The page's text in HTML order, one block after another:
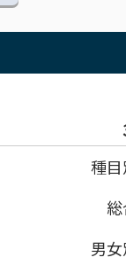
種目
男女